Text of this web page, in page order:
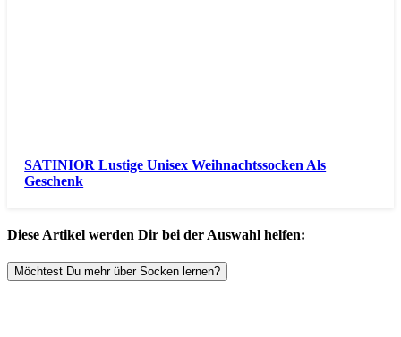
SATINIOR Lustige Unisex Weihnachtssocken Als
Geschenk
Diese Artikel werden Dir bei der Auswahl helfen:
Möchtest Du mehr über Socken lernen?